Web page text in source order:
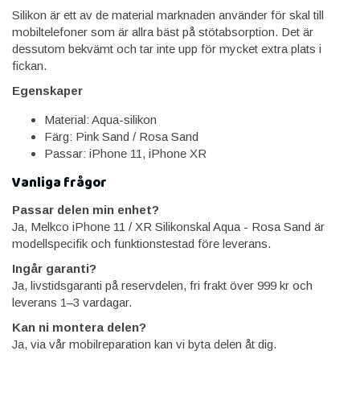
Silikon är ett av de material marknaden använder för skal till
mobiltelefoner som är allra bäst på stötabsorption. Det är
dessutom bekvämt och tar inte upp för mycket extra plats i
fickan.
Egenskaper
Material: Aqua-silikon
Färg: Pink Sand / Rosa Sand
Passar: iPhone 11, iPhone XR
Vanliga frågor
Passar delen min enhet?
Ja, Melkco iPhone 11 / XR Silikonskal Aqua - Rosa Sand är
modellspecifik och funktionstestad före leverans.
Ingår garanti?
Ja, livstidsgaranti på reservdelen, fri frakt över 999 kr och
leverans 1–3 vardagar.
Kan ni montera delen?
Ja, via vår mobilreparation kan vi byta delen åt dig.